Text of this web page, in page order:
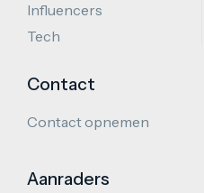
Influencers
Tech
Contact
Contact opnemen
Aanraders